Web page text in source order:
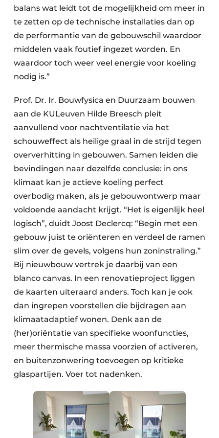
balans wat leidt tot de mogelijkheid om meer in
te zetten op de technische installaties dan op
de performantie van de gebouwschil waardoor
middelen vaak foutief ingezet worden. En
waardoor toch weer veel energie voor koeling
nodig is.”
Prof. Dr. Ir. Bouwfysica en Duurzaam bouwen
aan de KULeuven Hilde Breesch pleit
aanvullend voor nachtventilatie via het
schouweffect als heilige graal in de strijd tegen
oververhitting in gebouwen. Samen leiden die
bevindingen naar dezelfde conclusie: in ons
klimaat kan je actieve koeling perfect
overbodig maken, als je gebouwontwerp maar
voldoende aandacht krijgt. “Het is eigenlijk heel
logisch”, duidt Joost Declercq: “Begin met een
gebouw juist te oriënteren en verdeel de ramen
slim over de gevels, volgens hun zoninstraling.”
Bij nieuwbouw vertrek je daarbij van een
blanco canvas. In een renovatieproject liggen
de kaarten uiteraard anders. Toch kan je ook
dan ingrepen voorstellen die bijdragen aan
klimaatadaptief wonen. Denk aan de
(her)oriëntatie van specifieke woonfuncties,
meer thermische massa voorzien of activeren,
en buitenzonwering toevoegen op kritieke
glaspartijen. Voer tot nadenken.